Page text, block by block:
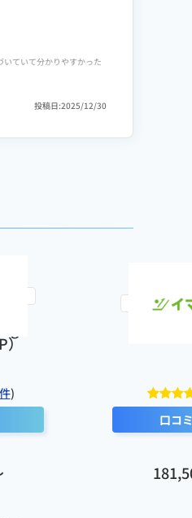
ていて分かりやすかった
投稿日:2025/12/30
）
)
口コ